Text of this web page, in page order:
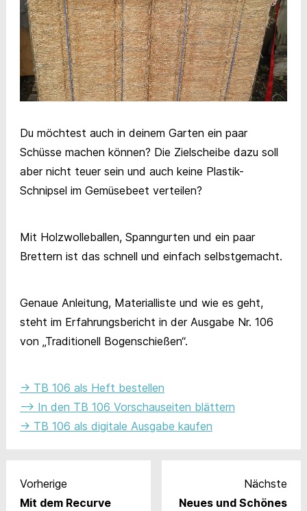
Du möchtest auch in deinem Garten ein paar
Schüsse machen können? Die Zielscheibe dazu soll
aber nicht teuer sein und auch keine Plastik-
Schnipsel im Gemüsebeet verteilen?
Mit Holzwolleballen, Spanngurten und ein paar
Brettern ist das schnell und einfach selbstgemacht.
Genaue Anleitung, Materialliste und wie es geht,
steht im Erfahrungsbericht in der Ausgabe Nr. 106
von „Traditionell Bogenschießen“.
-> TB 106 als Heft bestellen
– > In den TB 106 Vorschauseiten blättern
-> TB 106 als digitale Ausgabe kaufen
Vorherige
Mit dem Recurve
Nächste
Neues und Schönes